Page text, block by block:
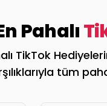
Pahalı
TikTok
tüm